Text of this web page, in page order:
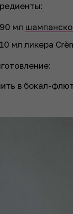
90 мл
10 мл ликера
в бокал-